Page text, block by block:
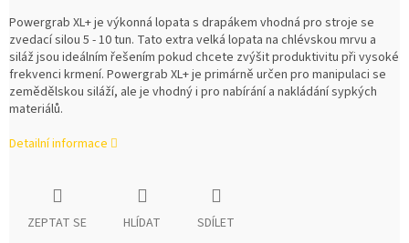
Powergrab XL+ je výkonná lopata s drapákem vhodná pro stroje se
zvedací silou 5 - 10 tun. Tato extra velká lopata na chlévskou mrvu a
siláž jsou ideálním řešením pokud chcete zvýšit produktivitu při vysoké
frekvenci krmení. Powergrab XL+ je primárně určen pro manipulaci se
zemědělskou siláží, ale je vhodný i pro nabírání a nakládání sypkých
materiálů.
Detailní informace
ZEPTAT SE HLÍDAT SDÍLET